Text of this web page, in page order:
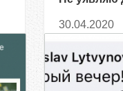
30.04.2020